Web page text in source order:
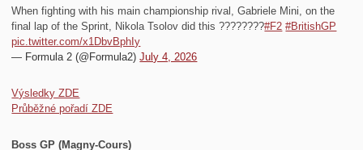
When fighting with his main championship rival, Gabriele Mini, on the
final lap of the Sprint, Nikola Tsolov did this ????????#F2 #BritishGP
pic.twitter.com/x1DbvBphIy
— Formula 2 (@Formula2)July 4, 2026
Výsledky ZDE
Průběžné pořadí ZDE
Boss GP (Magny-Cours)